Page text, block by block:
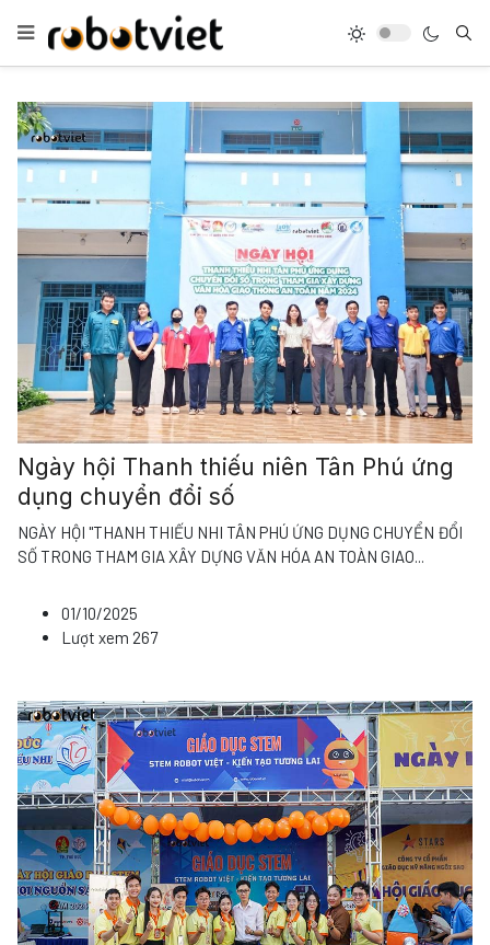
Ngày hội Thanh thiếu niên Tân Phú ứng
dụng chuyển đổi số
NGÀY HỘI "THANH THIẾU NHI TÂN PHÚ ỨNG DỤNG CHUYỂN ĐỔI
SỐ TRONG THAM GIA XÂY DỰNG VĂN HÓA AN TOÀN GIAO...
01/10/2025
Lượt xem 267